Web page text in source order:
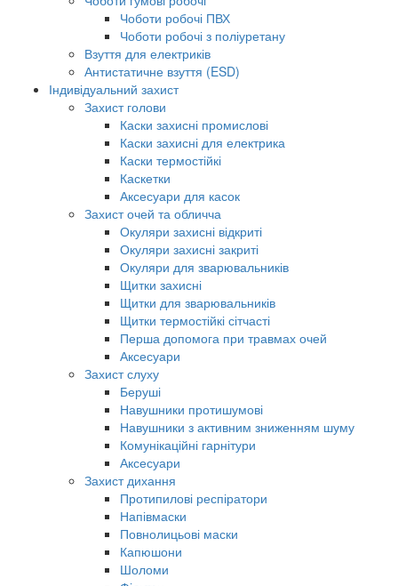
Чоботи робочі ПВХ
Чоботи робочі з поліуретану
Взуття для електриків
Антистатичне взуття (ESD)
Індивідуальний захист
Захист голови
Каски захисні промислові
Каски захисні для електрика
Каски термостійкі
Каскетки
Аксесуари для касок
Захист очей та обличча
Окуляри захисні відкриті
Окуляри захисні закриті
Окуляри для зварювальників
Щитки захисні
Щитки для зварювальників
Щитки термостійкі сітчасті
Перша допомога при травмах очей
Аксесуари
Захист слуху
Беруші
Навушники протишумові
Навушники з активним зниженням шуму
Комунікаційні гарнітури
Аксесуари
Захист дихання
Протипилові респіратори
Напівмаски
Повнолицьові маски
Капюшони
Шоломи